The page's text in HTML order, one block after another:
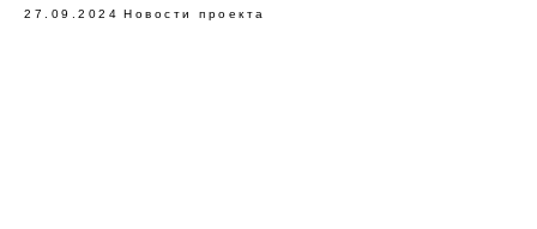
27.09.2024 Новости проекта